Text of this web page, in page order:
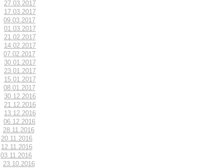
27.03.2017
17.03.2017
09.03.2017
01.03.2017
21.02.2017
14.02.2017
07.02.2017
30.01.2017
23.01.2017
15.01.2017
08.01.2017
30.12.2016
21.12.2016
13.12.2016
06.12.2016
28.11.2016
20.11.2016
12.11.2016
03.11.2016
23.10.2016